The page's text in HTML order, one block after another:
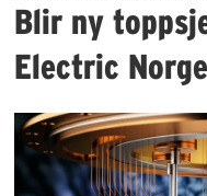
Blir ny
Electric Norge